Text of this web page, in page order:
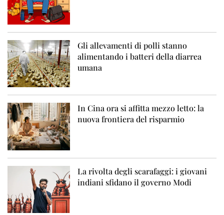
Gli allevamenti di polli stanno
alimentando i batteri della diarrea
umana
In Cina ora si affitta mezzo letto: la
nuova frontiera del risparmio
La rivolta degli scarafaggi: i giovani
indiani sfidano il governo Modi